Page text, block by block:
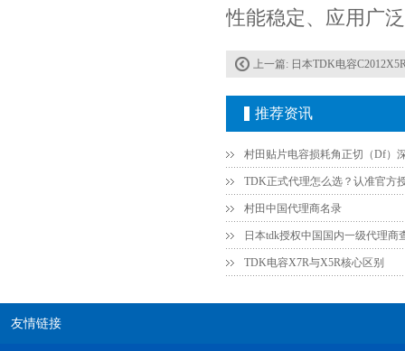
性能稳定、应用广泛
上一篇: 日本TDK电容C2012X5R1C475KT000E 0805
推荐资讯
村田中国代理商名录
日本tdk授权中国国内一级代理商
TDK电容X7R与X5R核心区别
友情链接